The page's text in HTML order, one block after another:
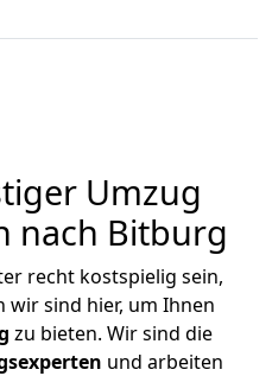
Umzug
nach Bitburg
recht kostspielig sein,
wir sind hier, um Ihnen
zu bieten. Wir sind die
und arbeiten